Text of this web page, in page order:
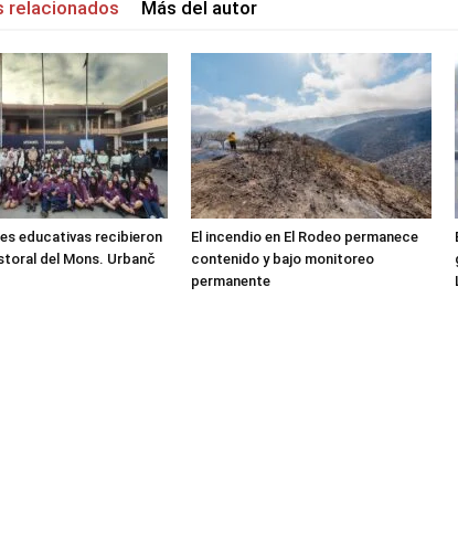
relacionados Más del autor
educativas recibieron
del Mons. Urbanč
El incendio en El Rodeo permanece
contenido y bajo monitoreo
permanente